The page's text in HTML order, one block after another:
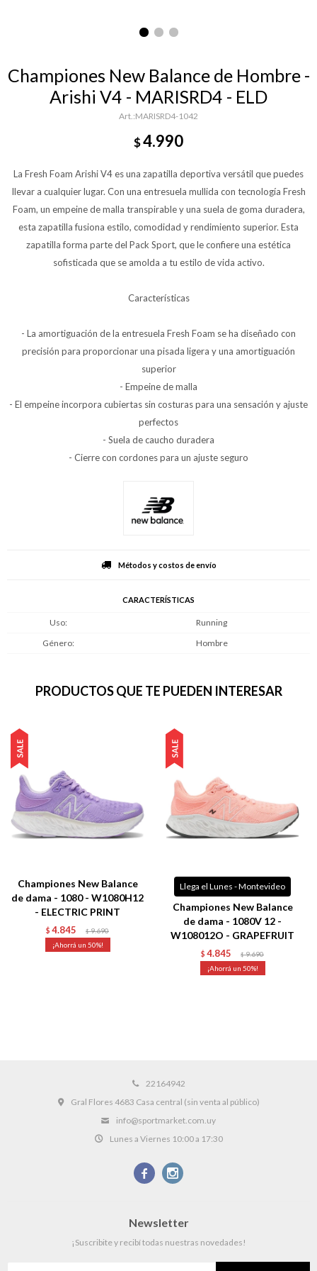
Championes New Balance de Hombre -
Arishi V4 - MARISRD4 - ELD
MARISRD4-1042
$4.990
La Fresh Foam Arishi V4 es una zapatilla deportiva versátil que puedes
llevar a cualquier lugar. Con una entresuela mullida con tecnología Fresh
Foam, un empeine de malla transpirable y una suela de goma duradera,
esta zapatilla fusiona estilo, comodidad y rendimiento superior. Esta
zapatilla forma parte del Pack Sport, que le confiere una estética
sofisticada que se amolda a tu estilo de vida activo.
Características
- La amortiguación de la entresuela Fresh Foam se ha diseñado con
precisión para proporcionar una pisada ligera y una amortiguación
superior
- Empeine de malla
- El empeine incorpora cubiertas sin costuras para una sensación y ajuste
perfectos
- Suela de caucho duradera
- Cierre con cordones para un ajuste seguro
Métodos y costos de envío
CARACTERÍSTICAS
Uso
Running
Género
Hombre
PRODUCTOS QUE TE PUEDEN INTERESAR
Championes New Balance
de dama - 1080 - W1080H12
- ELECTRIC PRINT
$ 4.845 $ 9.690
50
Llega el Lunes - Montevideo
Championes New Balance
de dama - 1080V 12 -
W108012O - GRAPEFRUIT
$ 4.845 $ 9.690
50
22164942
Gral Flores 4683 Casa central (sin venta al público)
info@sportmarket.com.uy
Lunes a Viernes 10:00 a 17:30
 
Newsletter
¡Suscribite y recibí todas nuestras novedades!